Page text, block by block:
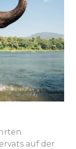
auf der